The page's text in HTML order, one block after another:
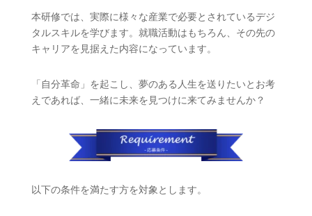
本研修では、実際に様々な産業で必要とされているデジ
タルスキルを学びます。就職活動はもちろん、その先の
キャリアを見据えた内容になっています。
「自分革命」を起こし、夢のある人生を送りたいとお考
えであれば、一緒に未来を見つけに来てみませんか？
以下の条件を満たす方を対象とします。